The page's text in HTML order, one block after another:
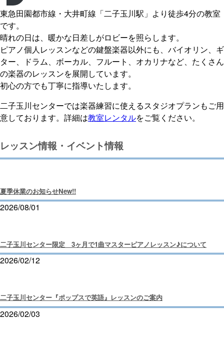
東急田園都市線・大井町線「二子玉川駅」より徒歩4分の教室
です。
晴れの日は、暖かな日差しがロビーを照らします。
ピアノ個人レッスンなどの鍵盤楽器以外にも、バイオリン、ギ
ター、ドラム、ボーカル、フルート、オカリナなど、たくさん
の楽器のレッスンを展開しています。
初心の方でも丁寧に指導いたします。
二子玉川センターでは楽器練習に使えるスタジオプランもご用
意しております。詳細は教室レンタルをご覧ください。
レッスン情報・イベント情報
夏季休業のお知らせNew!!
2026/08/01
二子玉川センター限定 3ヶ月で1曲マスターピアノレッスン♪について
2026/02/12
二子玉川センター『ポップスで英語』レッスンのご案内
2026/02/03